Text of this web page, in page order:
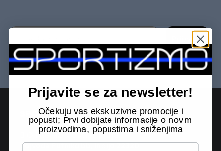
Prijavi se
SPORTIZMO
BIG FASHION Outlet Inđija
Vojvode Putnika bb, Inđija 22320
Prijavite se za newsletter!
Očekuju vas ekskluzivne promocije i
popusti; Prvi dobijate informacije o novim
proizvodima, popustima i sniženjima